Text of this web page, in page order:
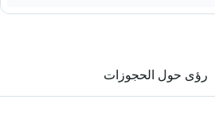
رؤى حول الحجوزات